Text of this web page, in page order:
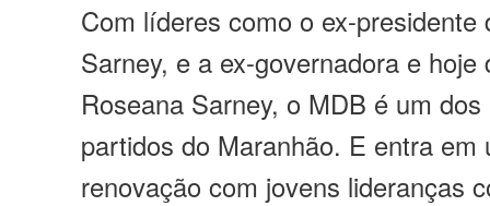
Com líderes como o ex-presidente
Sarney, e a ex-governadora e hoje
Roseana Sarney, o MDB é um
partidos do Maranhão. E entra em
renovação com jovens lideranças